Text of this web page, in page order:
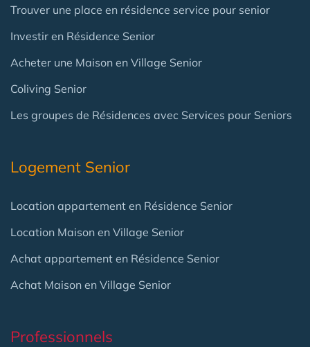
Trouver une place en résidence service pour senior
Investir en Résidence Senior
Acheter une Maison en Village Senior
Coliving Senior
Les groupes de Résidences avec Services pour Seniors
Logement Senior
Location appartement en Résidence Senior
Location Maison en Village Senior
Achat appartement en Résidence Senior
Achat Maison en Village Senior
Professionnels